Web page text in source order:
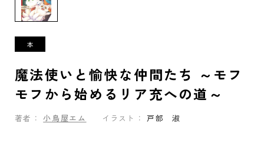
魔法使いと愉快な仲間たち ～モフ
モフから始めるリア充への道～
著者： 小鳥屋エム イラスト： 戸部 淑